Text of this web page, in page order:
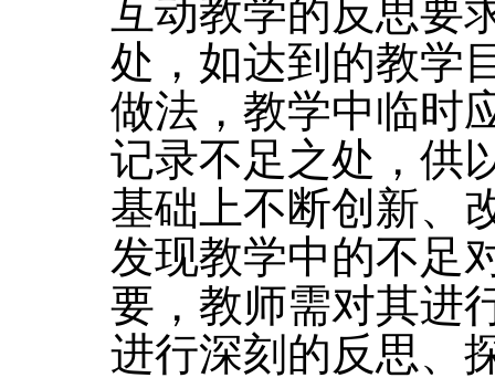
互动教学的反思要
处，如达到的教学
做法，教学中临时
记录不足之处，供
基础上不断创新、
发现教学中的不足
要，教师需对其进
进行深刻的反思、